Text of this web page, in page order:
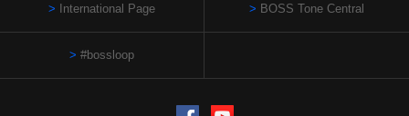
International Page BOSS Tone Central
#bossloop
FacebookYouTube